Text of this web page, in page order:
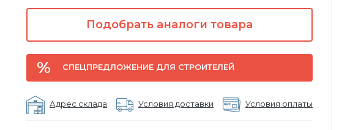
Подобрать аналоги товара
СПЕЦПРЕДЛОЖЕНИЕ ДЛЯ СТРОИТЕЛЕЙ
Адрес склада Условия доставки Условия оплаты